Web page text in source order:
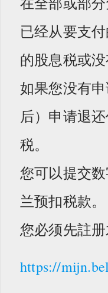
已经从要支
的股息税或没
如果您没有
后）申请退
税。
您可以提交
兰预扣税款。
您必须先註册
https://